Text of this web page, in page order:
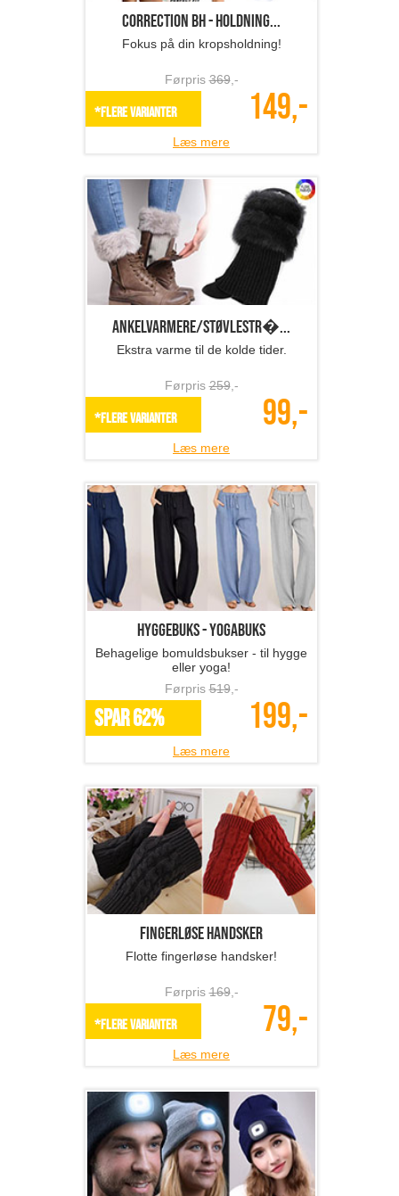
Correction BH - holdning...
Fokus på din kropsholdning!
Førpris369,-
*Flere varianter 149,-
Læs mere
Ankelvarmere/støvlestr�...
Ekstra varme til de kolde tider.
Førpris259,-
*Flere varianter 99,-
Læs mere
Hyggebuks - yogabuks
Behagelige bomuldsbukser - til hygge
eller yoga!
Førpris519,-
SPAR 62% 199,-
Læs mere
Fingerløse handsker
Flotte fingerløse handsker!
Førpris169,-
*Flere varianter 79,-
Læs mere